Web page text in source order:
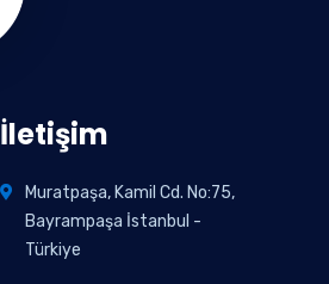
İletişim
Muratpaşa, Kamil Cd. No:75,
Bayrampaşa İstanbul -
Türkiye